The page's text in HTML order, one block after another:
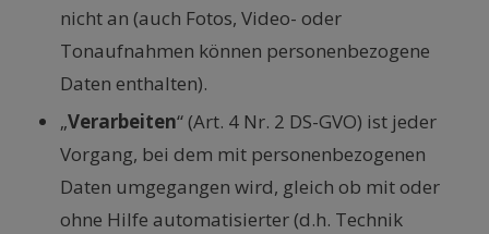
nicht an (auch Fotos, Video- oder
Tonaufnahmen können personenbezogene
Daten enthalten).
„Verarbeiten“ (Art. 4 Nr. 2 DS-GVO) ist jeder
Vorgang, bei dem mit personenbezogenen
Daten umgegangen wird, gleich ob mit oder
ohne Hilfe automatisierter (d.h. Technik